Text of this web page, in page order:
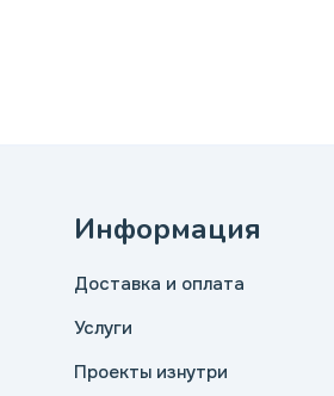
Информация
Доставка и оплата
Услуги
Проекты изнутри